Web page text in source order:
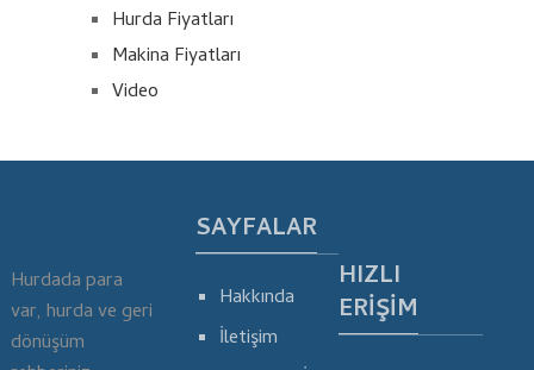
Hurda Fiyatları
Makina Fiyatları
Video
Hurdada para
var, hurda ve geri
dönüşüm
SAYFALAR
Hakkında
İletişim
HIZLI
ERIŞIM